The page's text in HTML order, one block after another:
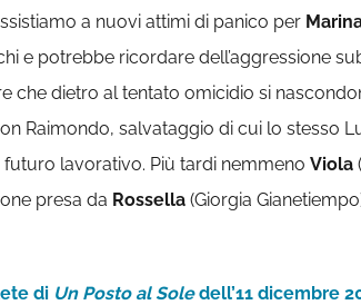
a nuovi attimi di panico per
e potrebbe ricordare dell’aggressione
che dietro al tentato omicidio si
Raimondo, salvataggio di cui lo stesso
lavorativo. Più tardi nemmeno Viola
presa da Rossella (Giorgia
di Un Posto al Soledell’11 dicembre